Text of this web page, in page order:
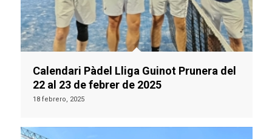
Calendari Pàdel Lliga Guinot Prunera del
22 al 23 de febrer de 2025
18 febrero, 2025